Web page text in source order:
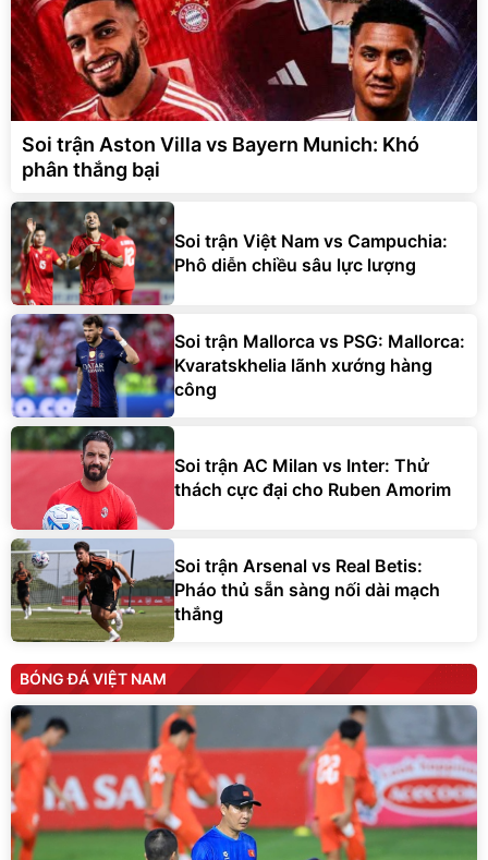
Soi trận Aston Villa vs Bayern Munich: Khó
phân thắng bại
Soi trận Việt Nam vs Campuchia:
Phô diễn chiều sâu lực lượng
Soi trận Mallorca vs PSG: Mallorca:
Kvaratskhelia lãnh xướng hàng
công
Soi trận AC Milan vs Inter: Thử
thách cực đại cho Ruben Amorim
Soi trận Arsenal vs Real Betis:
Pháo thủ sẵn sàng nối dài mạch
thắng
BÓNG ĐÁ VIỆT NAM